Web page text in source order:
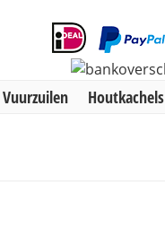
Vuurzuilen Houtkachels